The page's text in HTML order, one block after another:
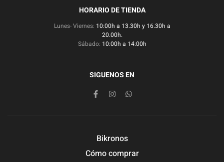
HORARIO DE TIENDA
Lunes- Viernes: 10:00h a 13.30h y 16.30h a
20.00h.
Sábado: 10:00h a 14:00h
SIGUENOS EN
Bikronos
Cómo comprar